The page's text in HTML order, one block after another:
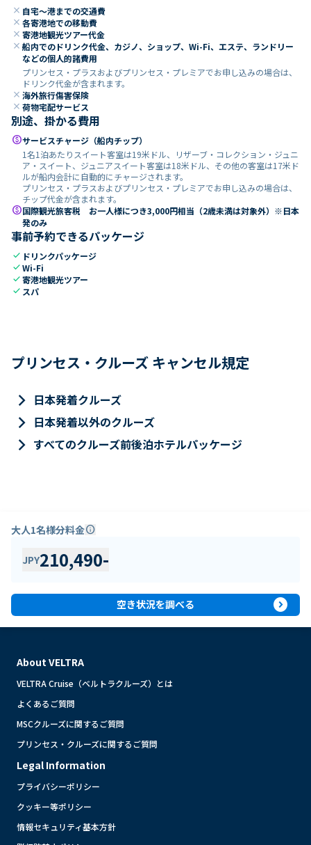
close 自宅～港までの交通費
close 各寄港地での移動費
close 寄港地観光ツアー代金
close 船内でのドリンク代金、カジノ、ショップ、Wi-Fi、エステ、ランドリー
などの個人的諸費用
プリンセス・プラスおよびプリンセス・プレミアでお申し込みの場合は、
ドリンク代金が含まれます。
close 海外旅行傷害保険
close 荷物宅配サービス
別途、掛かる費用
paidサービスチャージ（船内チップ）
1名1泊あたりスイート客室は19米ドル、リザーブ・コレクション・ジュニ
ア・スイート、ジュニアスイート客室は18米ドル、その他の客室は17米ド
ルが船内会計に自動的にチャージされます。
プリンセス・プラスおよびプリンセス・プレミアでお申し込みの場合は、
チップ代金が含まれます。
paid国際観光旅客税 お一人様につき3,000円相当（2歳未満は対象外）※日本
発のみ
事前予約できるパッケージ
check ドリンクパッケージ
checkWi-Fi
check寄港地観光ツアー
check スパ
プリンセス・クルーズ キャンセル規定
keyboard_arrow_right 日本発着クルーズ
keyboard_arrow_right 日本発着以外のクルーズ
keyboard_arrow_right すべてのクルーズ前後泊ホテルパッケージ
大人1名様分料金info
JPY210,490-
空き状況を調べる expand_circle_right
About VELTRA
VELTRA Cruise（ベルトラクルーズ）とは
よくあるご質問
MSCクルーズに関するご質問
プリンセス・クルーズに関するご質問
Legal Information
プライバシーポリシー
クッキー等ポリシー
情報セキュリティ基本方針